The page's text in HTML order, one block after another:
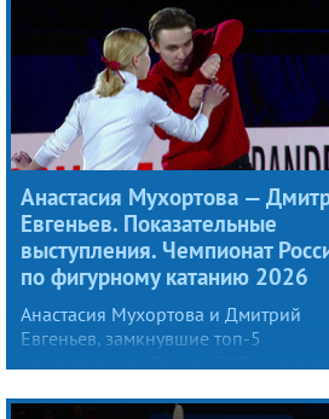
Анастасия Мухортова —
Евгеньев. Показательные
выступления. Чемпионат
по фигурному катанию 2026
Анастасия Мухортова и Дмитрий
Евгеньев, замкнувшие топ-5
праздников в стране — Нового